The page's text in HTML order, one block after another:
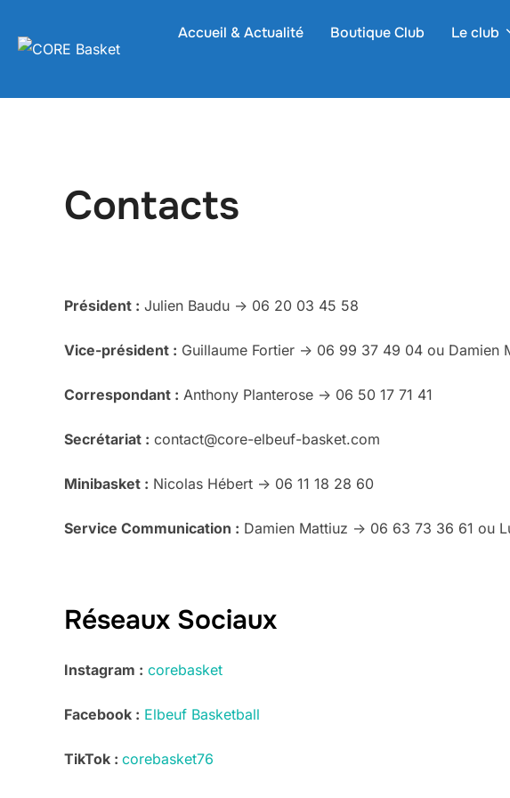
Accueil & Actualité Boutique Club Le club
Contacts
Président : Julien Baudu -> 06 20 03 45 58
Vice-président : Guillaume Fortier -> 06 99 37 49 04 ou Damien
Correspondant : Anthony Planterose -> 06 50 17 71 41
Secrétariat : contact@core-elbeuf-basket.com
Minibasket : Nicolas Hébert -> 06 11 18 28 60
Service Communication : Damien Mattiuz -> 06 63 73 36 61 ou
Réseaux Sociaux
Instagram : corebasket
Facebook : Elbeuf Basketball
TikTok : corebasket76